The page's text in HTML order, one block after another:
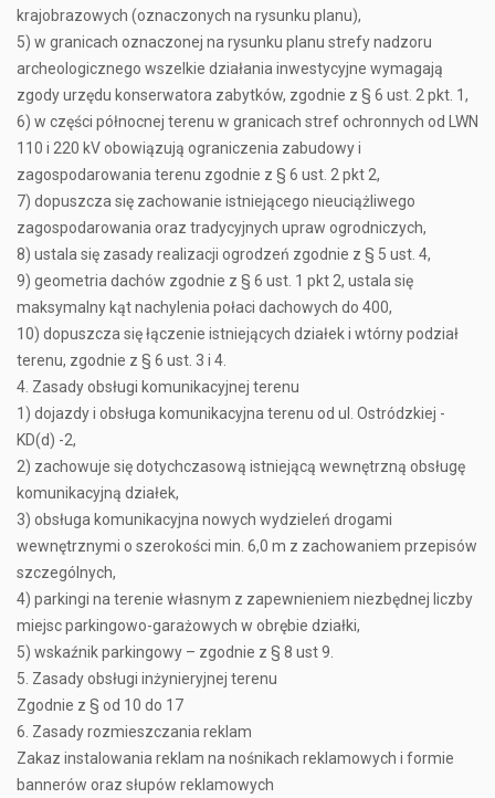
krajobrazowych (oznaczonych na rysunku planu),
5) w granicach oznaczonej na rysunku planu strefy nadzoru
archeologicznego wszelkie działania inwestycyjne wymagają
zgody urzędu konserwatora zabytków, zgodnie z § 6 ust. 2 pkt. 1,
6) w części północnej terenu w granicach stref ochronnych od LWN
110 i 220 kV obowiązują ograniczenia zabudowy i
zagospodarowania terenu zgodnie z § 6 ust. 2 pkt 2,
7) dopuszcza się zachowanie istniejącego nieuciążliwego
zagospodarowania oraz tradycyjnych upraw ogrodniczych,
8) ustala się zasady realizacji ogrodzeń zgodnie z § 5 ust. 4,
9) geometria dachów zgodnie z § 6 ust. 1 pkt 2, ustala się
maksymalny kąt nachylenia połaci dachowych do 400,
10) dopuszcza się łączenie istniejących działek i wtórny podział
terenu, zgodnie z § 6 ust. 3 i 4.
4. Zasady obsługi komunikacyjnej terenu
1) dojazdy i obsługa komunikacyjna terenu od ul. Ostródzkiej -
KD(d) -2,
2) zachowuje się dotychczasową istniejącą wewnętrzną obsługę
komunikacyjną działek,
3) obsługa komunikacyjna nowych wydzieleń drogami
wewnętrznymi o szerokości min. 6,0 m z zachowaniem przepisów
szczególnych,
4) parkingi na terenie własnym z zapewnieniem niezbędnej liczby
miejsc parkingowo-garażowych w obrębie działki,
5) wskaźnik parkingowy – zgodnie z § 8 ust 9.
5. Zasady obsługi inżynieryjnej terenu
Zgodnie z § od 10 do 17
6. Zasady rozmieszczania reklam
Zakaz instalowania reklam na nośnikach reklamowych i formie
bannerów oraz słupów reklamowych